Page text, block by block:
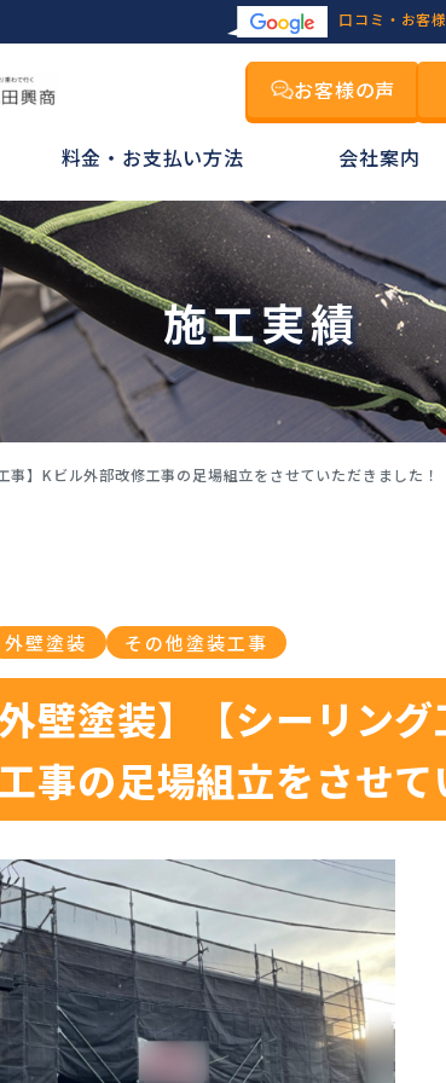
口コミ・お客
お客様の声
料金・お支払い方法 会社案内
施工実績
】Kビル外部改修工事の足場組立をさせていただきました！
外壁塗装 その他塗装工事
壁塗装】【シーリン
事の足場組立をさせて